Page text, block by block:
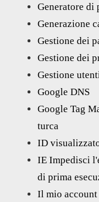
Generatore di
Generazione
Gestione dei
Gestione dei
Gestione
Google DNS
Google Tag
turca
ID
IE Impedisci
di prima
Il mio